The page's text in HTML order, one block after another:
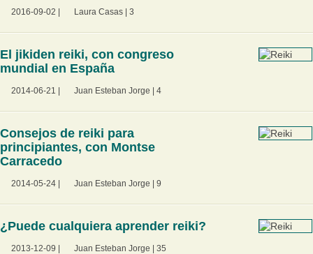
2016-09-02 Laura Casas 3
El jikiden reiki, con congreso
mundial en España
2014-06-21 Juan Esteban Jorge 4
Consejos de reiki para
principiantes, con Montse
Carracedo
2014-05-24 Juan Esteban Jorge 9
¿Puede cualquiera aprender reiki?
2013-12-09 Juan Esteban Jorge 35